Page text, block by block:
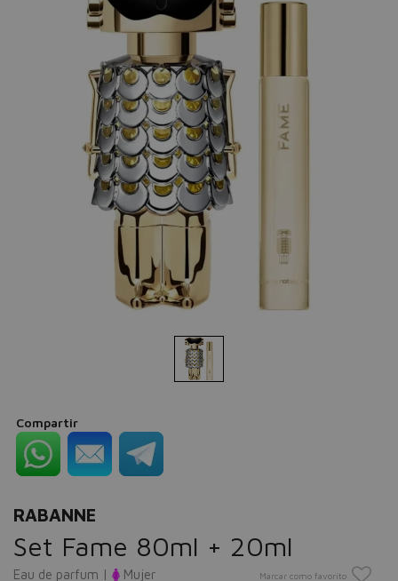
Compartir
RABANNE
Set Fame 80ml + 20ml
Eau de parfum | Mujer Marcar como favorito